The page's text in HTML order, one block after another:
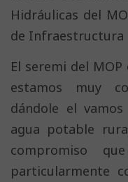
Hidráulicas del
de Infraestructura
El seremi del
estamos muy
dándole el
agua potable
compromiso
particularmente